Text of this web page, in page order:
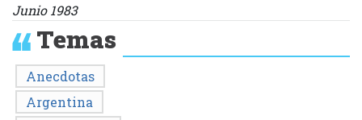
Junio 1983
Temas
Anecdotas
Argentina